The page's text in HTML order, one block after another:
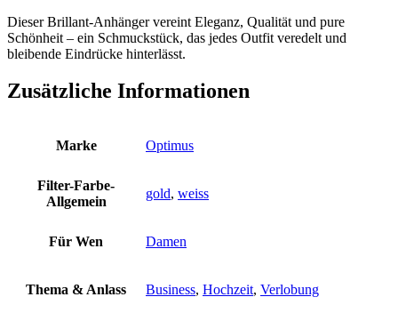
Dieser Brillant-Anhänger vereint Eleganz, Qualität und pure
Schönheit – ein Schmuckstück, das jedes Outfit veredelt und
bleibende Eindrücke hinterlässt.
Zusätzliche Informationen
Marke Optimus
Filter-Farbe-
Allgemein
gold, weiss
Für Wen Damen
Thema & Anlass Business, Hochzeit, Verlobung